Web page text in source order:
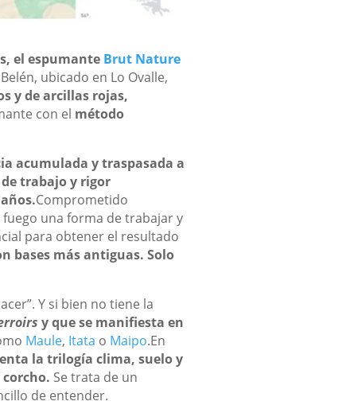
el espumante Brut Nature
ubicado en Lo Ovalle,
y de arcillas rojas,
con el método
acumulada y traspasada a
trabajo y rigor
Comprometido
una forma de trabajar y
para obtener el resultado
bases más antiguas. Solo
Y si bien no tiene la
y que se manifiesta en
Maule, Itata o Maipo.En
la trilogía clima, suelo y
Se trata de un
de entender.